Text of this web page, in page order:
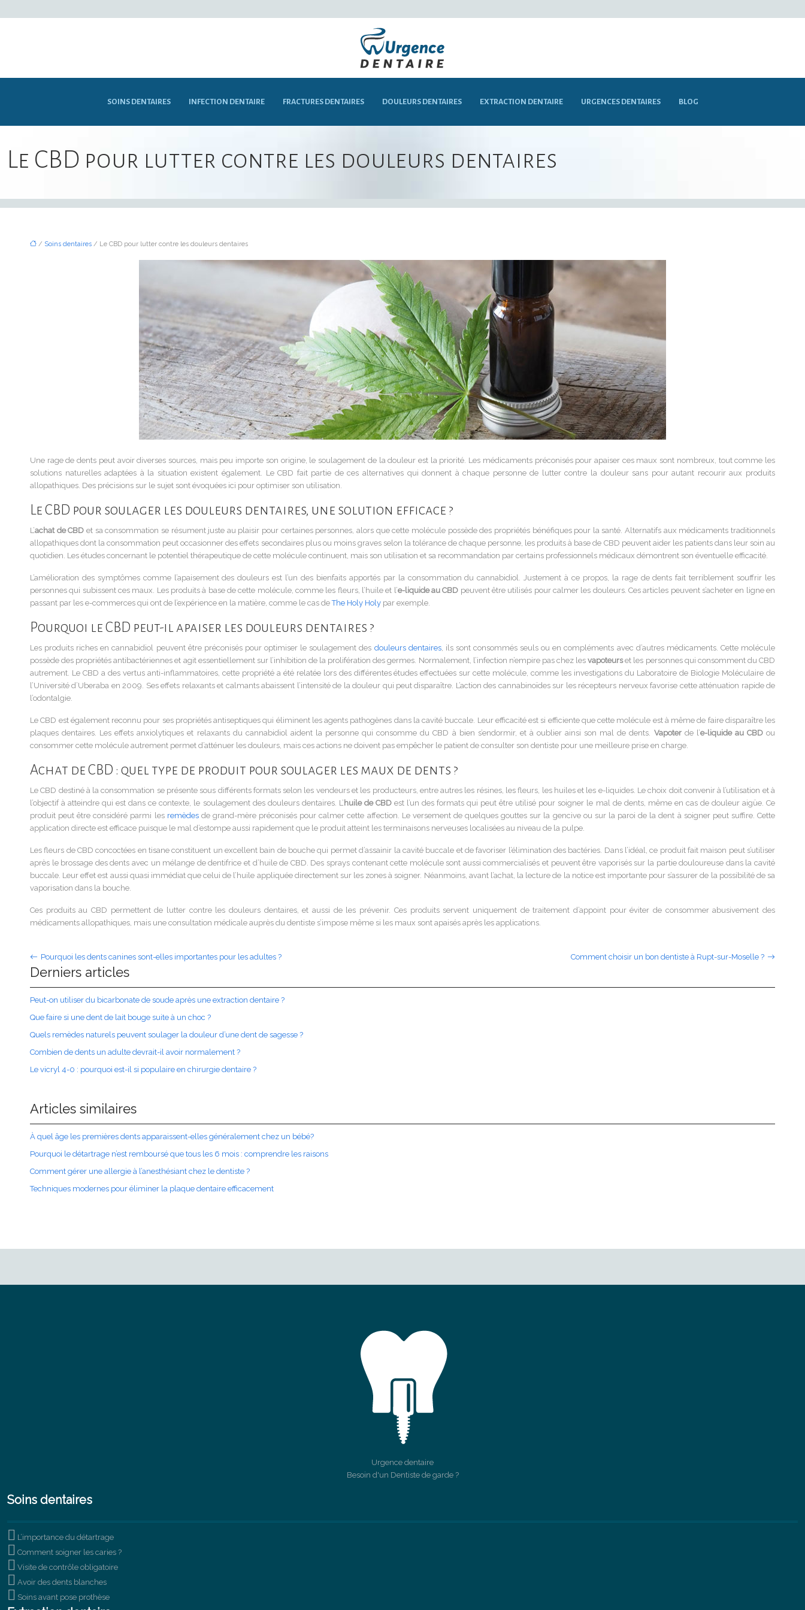
SOINS DENTAIRES INFECTION DENTAIRE FRACTURES DENTAIRES DOULEURS DENTAIRES EXTRACTION DENTAIRE URGENCES DENTAIRES BLOG
Le CBD pour lutter contre les douleurs dentaires
/ Soins dentaires / Le CBD pour lutter contre les douleurs dentaires
Une rage de dents peut avoir diverses sources, mais peu importe son origine, le soulagement de la douleur est la priorité. Les médicaments préconisés pour apaiser ces maux sont nombreux, tout comme les
solutions naturelles adaptées à la situation existent également. Le CBD fait partie de ces alternatives qui donnent à chaque personne de lutter contre la douleur sans pour autant recourir aux produits
allopathiques. Des précisions sur le sujet sont évoquées ici pour optimiser son utilisation.
Le CBD pour soulager les douleurs dentaires, une solution efficace ?
L’achat de CBD et sa consommation se résument juste au plaisir pour certaines personnes, alors que cette molécule possède des propriétés bénéfiques pour la santé. Alternatifs aux médicaments traditionnels
allopathiques dont la consommation peut occasionner des effets secondaires plus ou moins graves selon la tolérance de chaque personne, les produits à base de CBD peuvent aider les patients dans leur soin au
quotidien. Les études concernant le potentiel thérapeutique de cette molécule continuent, mais son utilisation et sa recommandation par certains professionnels médicaux démontrent son éventuelle efficacité.
L’amélioration des symptômes comme l’apaisement des douleurs est l’un des bienfaits apportés par la consommation du cannabidiol. Justement à ce propos, la rage de dents fait terriblement souffrir les
personnes qui subissent ces maux. Les produits à base de cette molécule, comme les fleurs, l’huile et l’e-liquide au CBD peuvent être utilisés pour calmer les douleurs. Ces articles peuvent s’acheter en ligne en
passant par les e-commerces qui ont de l’expérience en la matière, comme le cas deThe Holy Holy par exemple.
Pourquoi le CBD peut-il apaiser les douleurs dentaires ?
Les produits riches en cannabidiol peuvent être préconisés pour optimiser le soulagement des douleurs dentaires, ils sont consommés seuls ou en compléments avec d’autres médicaments. Cette molécule
possède des propriétés antibactériennes et agit essentiellement sur l’inhibition de la prolifération des germes. Normalement, l’infection n’empire pas chez lesvapoteurset les personnes qui consomment du CBD
autrement. Le CBD a des vertus anti-inflammatoires, cette propriété a été relatée lors des différentes études effectuées sur cette molécule, comme les investigations du Laboratoire de Biologie Moléculaire de
l’Université d’Uberaba en 2009. Ses effets relaxants et calmants abaissent l’intensité de la douleur qui peut disparaître. L’action des cannabinoïdes sur les récepteurs nerveux favorise cette atténuation rapide de
l’odontalgie.
Le CBD est également reconnu pour ses propriétés antiseptiques qui éliminent les agents pathogènes dans la cavité buccale. Leur efficacité est si efficiente que cette molécule est à même de faire disparaître les
plaques dentaires. Les effets anxiolytiques et relaxants du cannabidiol aident la personne qui consomme du CBD à bien s’endormir, et à oublier ainsi son mal de dents. Vapoterde l’e-liquide au CBDou
consommer cette molécule autrement permet d’atténuer les douleurs, mais ces actions ne doivent pas empêcher le patient de consulter son dentiste pour une meilleure prise en charge.
Achat de CBD : quel type de produit pour soulager les maux de dents ?
Le CBD destiné à la consommation se présente sous différents formats selon les vendeurs et les producteurs, entre autres les résines, les fleurs, les huiles et les e-liquides. Le choix doit convenir à l’utilisation et à
l’objectif à atteindre qui est dans ce contexte, le soulagement des douleurs dentaires. L’huile de CBDest l’un des formats qui peut être utilisé pour soigner le mal de dents, même en cas de douleur aigüe. Ce
produit peut être considéré parmi les remèdesde grand-mère préconisés pour calmer cette affection. Le versement de quelques gouttes sur la gencive ou sur la paroi de la dent à soigner peut suffire. Cette
application directe est efficace puisque le mal d’estompe aussi rapidement que le produit atteint les terminaisons nerveuses localisées au niveau de la pulpe.
Les fleurs de CBD concoctées en tisane constituent un excellent bain de bouche qui permet d’assainir la cavité buccale et de favoriser l’élimination des bactéries. Dans l’idéal, ce produit fait maison peut s’utiliser
après le brossage des dents avec un mélange de dentifrice et d’huile de CBD. Des sprays contenant cette molécule sont aussi commercialisés et peuvent être vaporisés sur la partie douloureuse dans la cavité
buccale. Leur effet est aussi quasi immédiat que celui de l’huile appliquée directement sur les zones à soigner. Néanmoins, avant l’achat, la lecture de la notice est importante pour s’assurer de la possibilité de sa
vaporisation dans la bouche.
Ces produits au CBD permettent de lutter contre les douleurs dentaires, et aussi de les prévenir. Ces produits servent uniquement de traitement d’appoint pour éviter de consommer abusivement des
médicaments allopathiques, mais une consultation médicale auprès du dentiste s’impose même si les maux sont apaisés après les applications.
Pourquoi les dents canines sont-elles importantes pour les adultes ? Comment choisir un bon dentiste à Rupt-sur-Moselle ?
Derniers articles
Peut-on utiliser du bicarbonate de soude après une extraction dentaire ?
Que faire si une dent de lait bouge suite à un choc ?
Quels remèdes naturels peuvent soulager la douleur d’une dent de sagesse ?
Combien de dents un adulte devrait-il avoir normalement ?
Le vicryl 4-0 : pourquoi est-il si populaire en chirurgie dentaire ?
Articles similaires
À quel âge les premières dents apparaissent-elles généralement chez un bébé?
Pourquoi le détartrage n’est remboursé que tous les 6 mois : comprendre les raisons
Comment gérer une allergie à l’anesthésiant chez le dentiste ?
Techniques modernes pour éliminer la plaque dentaire efficacement
Urgence dentaire
Besoin d'un Dentiste de garde ?
Soins dentaires
 L’importance du détartrage
 Comment soigner les caries ?
 Visite de contrôle obligatoire
 Avoir des dents blanches
 Soins avant pose prothèse